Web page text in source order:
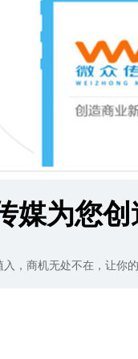
媒为您
入，商机无处不在，让你